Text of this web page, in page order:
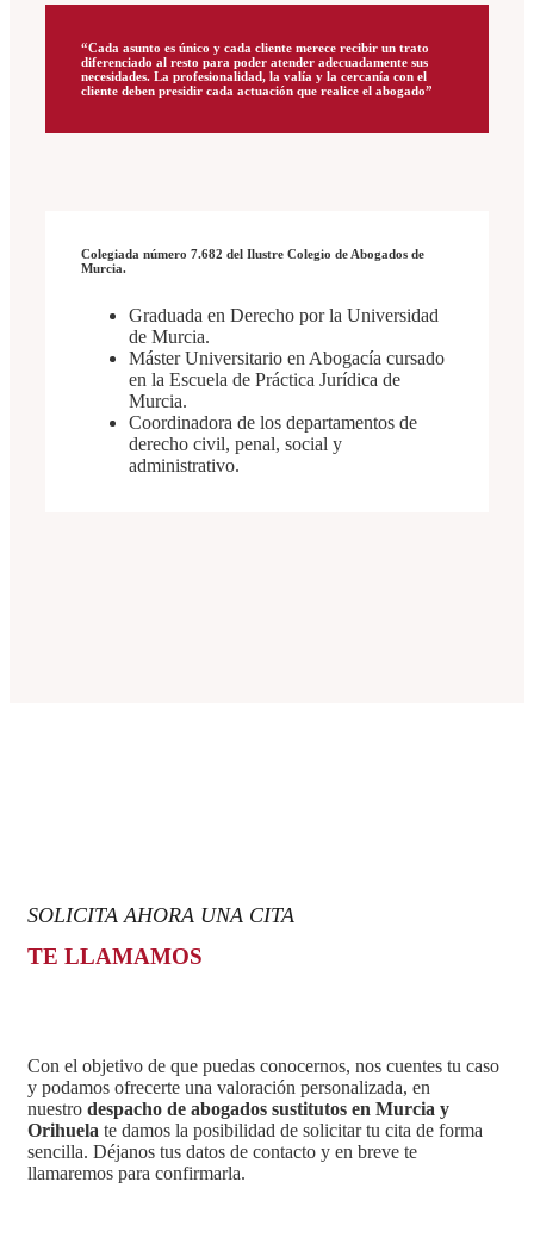
“Cada asunto es único y cada cliente merece recibir un trato
diferenciado al resto para poder atender adecuadamente sus
necesidades. La profesionalidad, la valía y la cercanía con el
cliente deben presidir cada actuación que realice el abogado”
Colegiada número 7.682 del Ilustre Colegio de Abogados de
Murcia.
Graduada en Derecho por la Universidad
de Murcia.
Máster Universitario en Abogacía cursado
en la Escuela de Práctica Jurídica de
Murcia.
Coordinadora de los departamentos de
derecho civil, penal, social y
administrativo.
SOLICITA AHORA UNA CITA
TE LLAMAMOS
Con el objetivo de que puedas conocernos, nos cuentes tu caso
y podamos ofrecerte una valoración personalizada, en
nuestro despacho de abogados sustitutos en Murcia y
Orihuela te damos la posibilidad de solicitar tu cita de forma
sencilla. Déjanos tus datos de contacto y en breve te
llamaremos para confirmarla.